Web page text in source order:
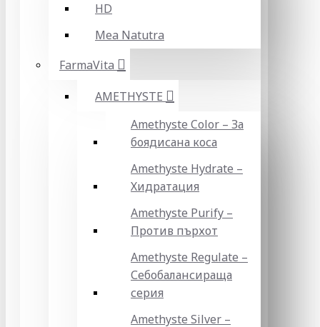
HD
Mea Natutra
FarmaVita
AMETHYSTE
Amethyste Color – За
боядисана коса
Amethyste Hydrate –
Хидратация
Amethyste Purify –
Против пърхот
Amethyste Regulate –
Себобалансираща
серия
Amethyste Silver –